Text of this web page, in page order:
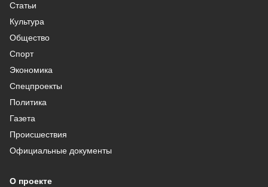
Статьи
Культура
Общество
Спорт
Экономика
Спецпроекты
Политика
Газета
Происшествия
Официальные документы
О проекте